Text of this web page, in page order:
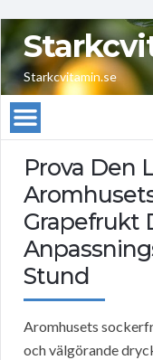
Starkcvitamin.se
Prova Den
Grapefrukt
Stund
Aromhusets
och välgörande